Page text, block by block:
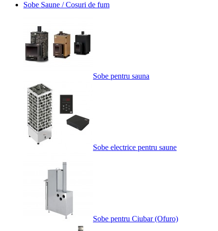
Sobe Saune / Cosuri de fum
Sobe pentru sauna
Sobe electrice pentru saune
Sobe pentru Ciubar (Ofuro)